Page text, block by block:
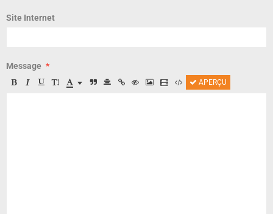
Site Internet
Message
APERÇU